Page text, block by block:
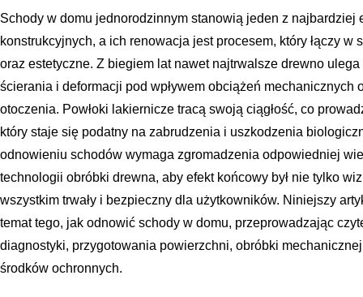
Schody w domu jednorodzinnym stanowią jeden z najbardziej
konstrukcyjnych, a ich renowacja jest procesem, który łączy
oraz estetyczne. Z biegiem lat nawet najtrwalsze drewno
ścierania i deformacji pod wpływem obciążeń mechanicznych
otoczenia. Powłoki lakiernicze tracą swoją ciągłość, co
który staje się podatny na zabrudzenia i uszkodzenia
odnowieniu schodów wymaga zgromadzenia odpowiedniej
technologii obróbki drewna, aby efekt końcowy był nie tylko
wszystkim trwały i bezpieczny dla użytkowników. Niniejszy
temat tego, jak odnowić schody w domu, przeprowadzając
diagnostyki, przygotowania powierzchni, obróbki
środków ochronnych.